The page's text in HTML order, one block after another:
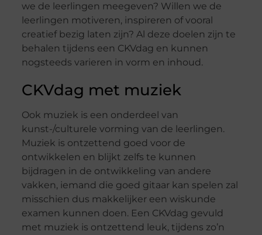
we de leerlingen meegeven? Willen we de
leerlingen motiveren, inspireren of vooral
creatief bezig laten zijn? Al deze doelen zijn te
behalen tijdens een CKVdag en kunnen
nogsteeds varieren in vorm en inhoud.
CKVdag met muziek
Ook muziek is een onderdeel van
kunst-/culturele vorming van de leerlingen.
Muziek is ontzettend goed voor de
ontwikkelen en blijkt zelfs te kunnen
bijdragen in de ontwikkeling van andere
vakken, iemand die goed gitaar kan spelen zal
misschien dus makkelijker een wiskunde
examen kunnen doen. Een CKVdag gevuld
met muziek is ontzettend leuk, tijdens zo’n